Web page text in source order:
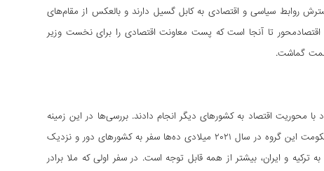
روابط سیاسی و اقتصادی به کابل گسیل دارند و بالعکس از مقام‌های
تا آنجا است که پست معاونت اقتصادی را برای نخست وزیر
سمت گماشت.
محوریت اقتصاد به کشورهای دیگر انجام دادند. بررسی‌ها در این زمینه
نشان می‌دهد که مقام‌ها و مسئولان دستگاه‌های اقتصادی حکومت طالبان از بدو روی کار آمدن حکومت این گروه در سال ۲۰۲۱ میلادی ده‌ها سفر به کشورهای دور و نزدیک
ترکیه و ایران، بیشتر از همه قابل توجه است. در سفر اولی که ملا برادر